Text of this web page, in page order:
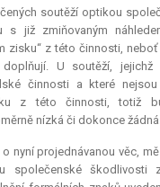
soutěží optikou
již zmiňovaným
zisku“ z této činnosti,
U soutěží, jejichž
činnosti a které
z této činnosti, totiž
nízká či dokonce
o nyní projednávanou věc,
společenské škodlivosti